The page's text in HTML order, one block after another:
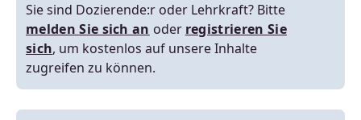
Sie sind Dozierende:r oder Lehrkraft? Bitte
melden Sie sich an oder registrieren Sie
sich, um kostenlos auf unsere Inhalte
zugreifen zu können.